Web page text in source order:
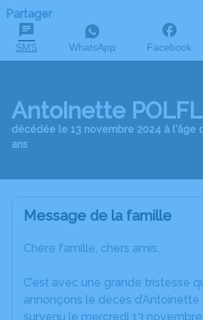
Partager
SMS WhatsApp Facebook
Antoinette
décédée le 13 novembre 2024 à l'âge
ans
Message de la famille
Chère famille, chers amis,
C’est avec une grande tristesse
annonçons le décès d’Antoinette
survenu le mercredi 13